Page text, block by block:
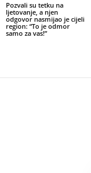
Pozvali su tetku na
ljetovanje, a njen
odgovor nasmijao je cijeli
region: “To je odmor
samo za vas!”